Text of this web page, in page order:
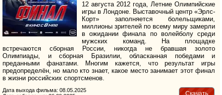
12 августа 2012 года, Летние Олимпийские
игры в Лондоне. Выставочный центр «Эрлс-
Корт» заполняется болельщиками,
миллионы зрителей по всему миру замерли
в ожидании финала по волейболу среди
мужских команд. На площадке
встречаются сборная России, никогда не бравшая золото
Олимпиады, и сборная Бразилии, обласканная победами и
преданными фанатами. Многим кажется, что результат игры
предопределён, но мало кто знает, какое место занимает этот финал
в жизни российских спортсменов.
Скачать
Дата выхода фильма: 08.05.2025